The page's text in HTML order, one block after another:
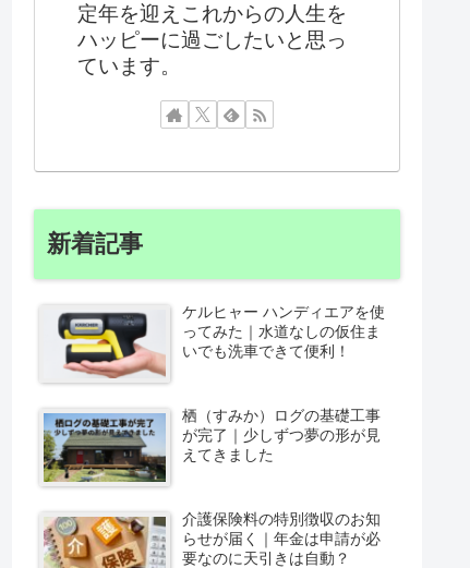
定年を迎えこれからの人生を
ハッピーに過ごしたいと思っ
ています。
新着記事
ケルヒャー ハンディエアを使
ってみた｜水道なしの仮住ま
いでも洗車できて便利！
栖（すみか）ログの基礎工事
が完了｜少しずつ夢の形が見
えてきました
介護保険料の特別徴収のお知
らせが届く｜年金は申請が必
要なのに天引きは自動？